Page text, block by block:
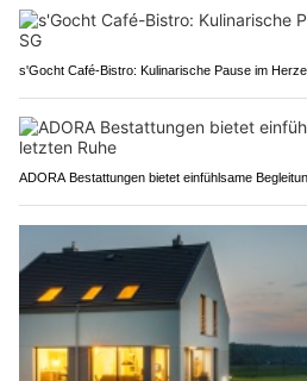
s'Gocht Café-Bistro: Kulinarische Pause im
ADORA Bestattungen bietet einfühlsame